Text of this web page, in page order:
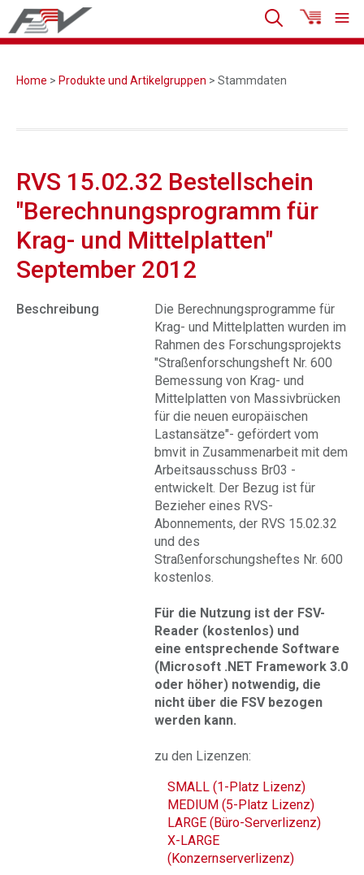
Home > Produkte und Artikelgruppen > Stammdaten
RVS 15.02.32 Bestellschein
"Berechnungsprogramm für
Krag- und Mittelplatten"
September 2012
Beschreibung
Die Berechnungsprogramme für
Krag- und Mittelplatten wurden im
Rahmen des Forschungsprojekts
"Straßenforschungsheft Nr. 600
Bemessung von Krag- und
Mittelplatten von Massivbrücken
für die neuen europäischen
Lastansätze"- gefördert vom
bmvit in Zusammenarbeit mit dem
Arbeitsausschuss Br03 -
entwickelt. Der Bezug ist für
Bezieher eines RVS-
Abonnements, der RVS 15.02.32
und des
Straßenforschungsheftes Nr. 600
kostenlos.
Für die Nutzung ist der FSV-
Reader (kostenlos) und
eine entsprechende Software
(Microsoft .NET Framework 3.0
oder höher) notwendig, die
nicht über die FSV bezogen
werden kann.
zu den Lizenzen:
SMALL (1-Platz Lizenz)
MEDIUM (5-Platz Lizenz)
LARGE (Büro-Serverlizenz)
X-LARGE
(Konzernserverlizenz)